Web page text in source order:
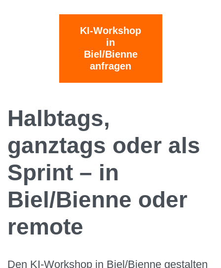
KI-Workshop
in
Biel/Bienne
anfragen
Halbtags,
ganztags oder als
Sprint – in
Biel/Bienne oder
remote
Den KI-Workshop in Biel/Bienne gestalten